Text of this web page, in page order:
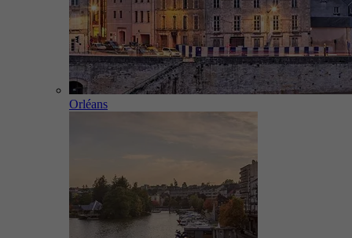
Orléans